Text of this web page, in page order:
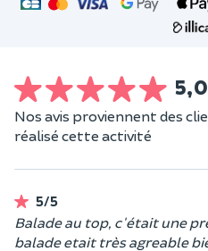
5,0
Nos avis proviennent des
réalisé cette activité
5/5
Balade au top, c'était une
balade etait très agreable